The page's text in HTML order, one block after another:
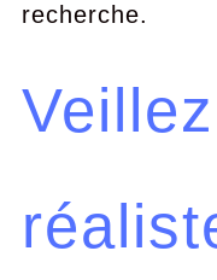
recherche.